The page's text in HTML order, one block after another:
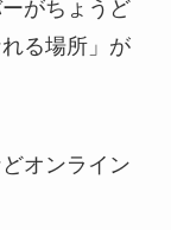
がちょうど
る場所」が
オンライン